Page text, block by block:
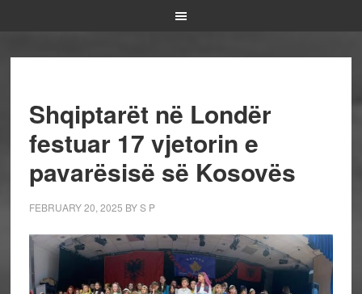
Shqiptarët në Londër
festuar 17 vjetorin e
pavarësisë së Kosovës
FEBRUARY 20, 2025 BYS P